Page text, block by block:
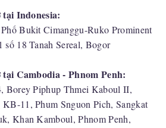
Indonesia:
Bukit Cimanggu-Ruko Prominent
số 18 Tanah Sereal, Bogor
Cambodia - Phnom Penh:
Borey Piphup Thmei Kaboul II,
11, Phum Snguon Pich, Sangkat
Khan Kamboul, Phnom Penh,